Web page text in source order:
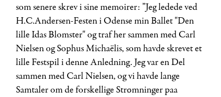
som senere skrev i sine memoirer: ”Jeg ledede ved
H.C.Andersen-Festen i Odense min Ballet "Den
lille Idas Blomster" og traf her sammen med Carl
Nielsen og Sophus Michaëlis, som havde skrevet et
lille Festspil i denne Anledning. Jeg var en Del
sammen med Carl Nielsen, og vi havde lange
Samtaler om de forskellige Strømninger paa